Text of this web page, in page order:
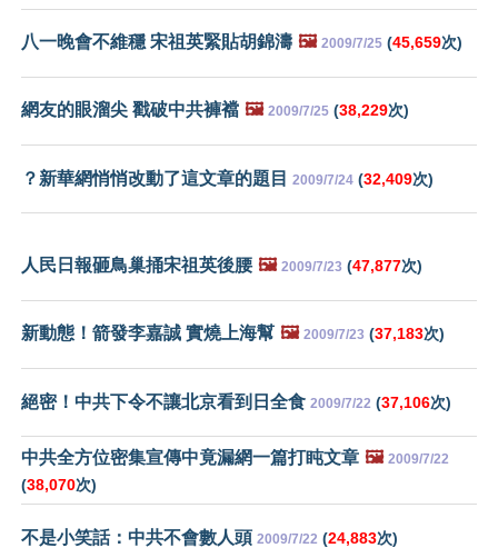
八一晚會不維穩 宋祖英緊貼胡錦濤 🖼️ 2009/7/25 (45,659次)
網友的眼溜尖 戳破中共褲襠 🖼️ 2009/7/25 (38,229次)
？新華網悄悄改動了這文章的題目 2009/7/24 (32,409次)
人民日報砸鳥巢捅宋祖英後腰 🖼️ 2009/7/23 (47,877次)
新動態！箭發李嘉誠 實燒上海幫 🖼️ 2009/7/23 (37,183次)
絕密！中共下令不讓北京看到日全食 2009/7/22 (37,106次)
中共全方位密集宣傳中竟漏網一篇打盹文章 🖼️ 2009/7/22
(38,070次)
不是小笑話：中共不會數人頭 2009/7/22 (24,883次)